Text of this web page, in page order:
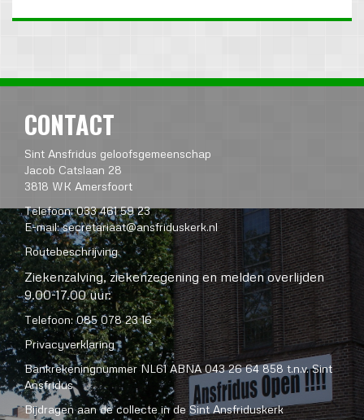
CONTACT
Sint Ansfridus geloofsgemeenschap
Jacob Catslaan 28
3818 WK Amersfoort
Telefoon: 033 461 59 23
E-mail:secretariaat@ansfriduskerk.nl
Routebeschrijving
Ziekenzalving, ziekenzegening en melden overlijden
9.00-17.00 uur:
Telefoon: 085 078 23 16
Privacyverklaring
Bankrekeningnummer NL61 ABNA 043 26 64 858 t.n.v. Sint
Ansfridus
Bijdragen aan de collecte in de Sint Ansfriduskerk